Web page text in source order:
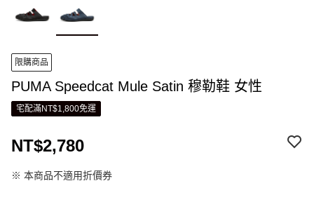
限購商品
PUMA Speedcat Mule Satin 穆勒鞋 女性
宅配滿NT$1,800免運
NT$2,780
※ 本商品不適用折價券